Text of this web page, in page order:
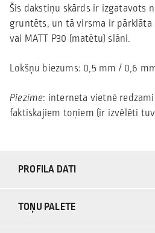
Šis dakstiņu skārds ir izgatavots
gruntēts, un tā virsma ir pārklāta
vai MATT P30 (matētu) slāni.
Lokšņu biezums: 0,5 mm / 0,6
Piezīme: interneta vietnē
faktiskajiem toņiem (ir izvēlēti
PROFILA DATI
TOŅU PALETE